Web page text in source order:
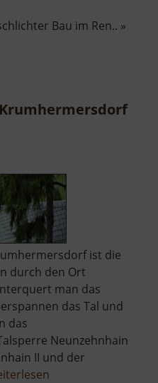
Bau im Ren.. »
ist die
durch den Ort
man das
das Tal und
das
Neunzehnhain
II und der